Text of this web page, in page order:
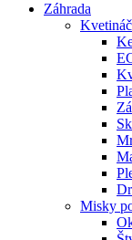
Záhrada
Misky